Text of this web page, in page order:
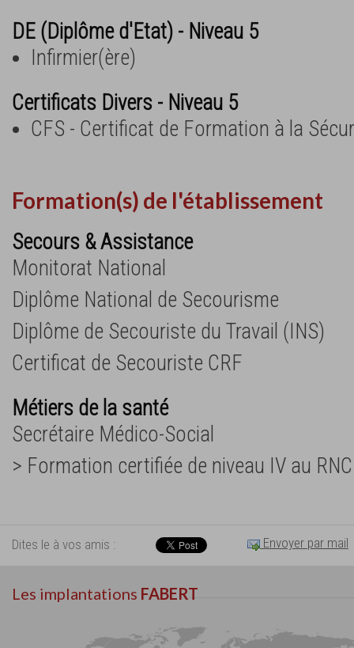
DE (Diplôme d'Etat) - Niveau 5
Infirmier(ère)
Certificats Divers - Niveau 5
CFS - Certificat de Formation à la
Formation(s) de l'établissement
Secours & Assistance
Monitorat National
Diplôme National de Secourisme
Diplôme de Secouriste du Travail (INS)
Certificat de Secouriste CRF
Métiers de la santé
Secrétaire Médico-Social
> Formation certifiée de niveau IV au
Dites le à vos amis : Envoyer par mail
Les implantations FABERT